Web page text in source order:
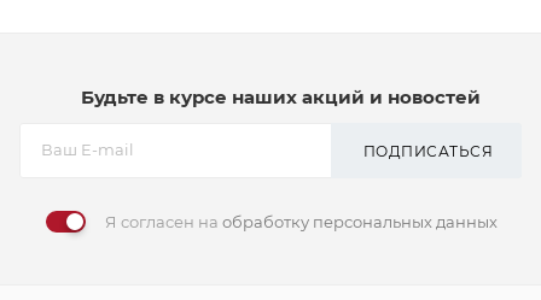
Будьте в курсе наших акций и новостей
ПОДПИСАТЬСЯ
Я согласен на обработку персональных данных